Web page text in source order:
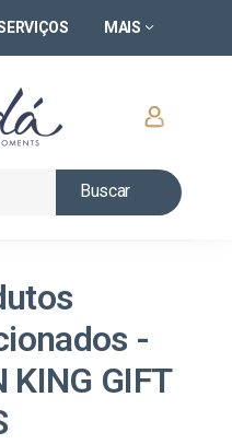
MAIS
Buscar
-
KING GIFT